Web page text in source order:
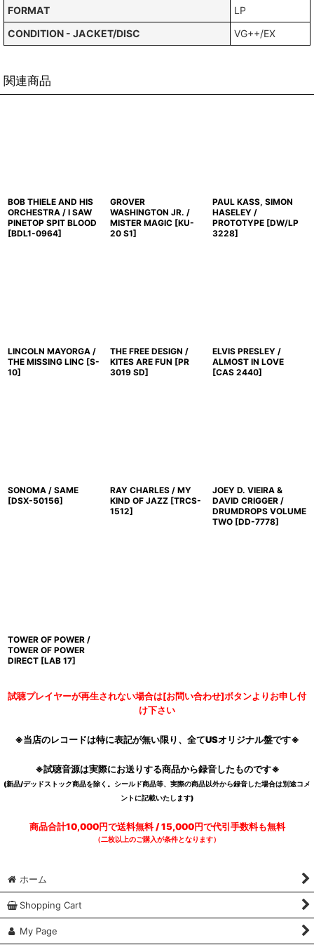
FORMAT
LP
CONDITION - JACKET/DISC
VG++/EX
関連商品
BOB THIELE AND HIS
ORCHESTRA / I SAW
PINETOP SPIT BLOOD
[BDL1-0964]
GROVER
WASHINGTON JR. /
MISTER MAGIC [KU-
20 S1]
PAUL KASS, SIMON
HASELEY /
PROTOTYPE [DW/LP
3228]
LINCOLN MAYORGA /
THE MISSING LINC [S-
10]
THE FREE DESIGN /
KITES ARE FUN [PR
3019 SD]
ELVIS PRESLEY /
ALMOST IN LOVE
[CAS 2440]
SONOMA / SAME
[DSX-50156]
RAY CHARLES / MY
KIND OF JAZZ [TRCS-
1512]
JOEY D. VIEIRA &
DAVID CRIGGER /
DRUMDROPS VOLUME
TWO [DD-7778]
TOWER OF POWER /
TOWER OF POWER
DIRECT [LAB 17]
試聴プレイヤーが再生されない場合は[お問い合わせ]ボタンよりお申し付
け下さい
※当店のレコードは特に表記が無い限り、全てUSオリジナル盤です※
※試聴音源は実際にお送りする商品から録音したものです※
(新品/デッドストック商品を除く。シールド商品等、実際の商品以外から録音した場合は別途コメ
ントに記載いたします)
商品合計10,000円で送料無料 / 15,000円で代引手数料も無料
（二枚以上のご購入が条件となります）
ホーム
Shopping Cart
My Page